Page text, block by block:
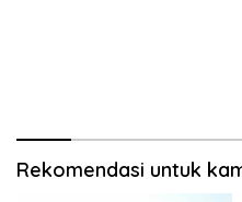
Rekomendasi untuk